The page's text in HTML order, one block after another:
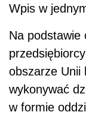
Wpis w
Na podstawie
obszarze Unii
wykonywać
w formie